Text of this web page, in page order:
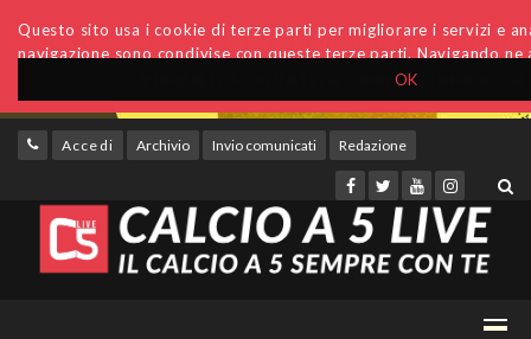
OK
Questo sito usa i cookie di terze parti per migliorare i servizi e
navigazione sono condivise con queste terze parti. Navigando
Accedi Archivio Invio comunicati Redazione